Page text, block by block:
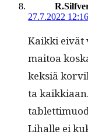
27.7.2022 12:16
Kaik­ki eivät
maitoa
kek­siä
ta
Lihalle ei